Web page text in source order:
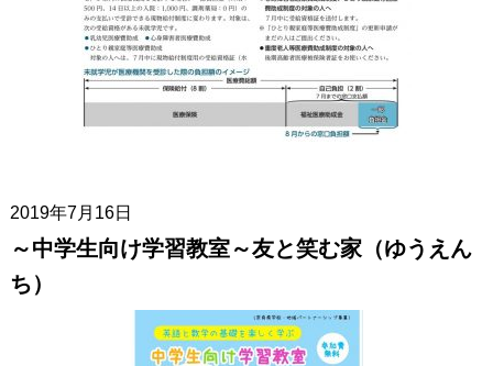
2019年7月16日
～中学生向け学習教室～友と笑む家（ゆうえん
ち）